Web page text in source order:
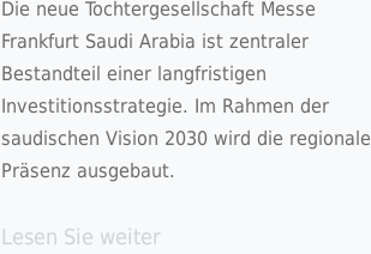
Die neue Tochtergesellschaft Messe
Frankfurt Saudi Arabia ist zentraler
Bestandteil einer langfristigen
Investitionsstrategie. Im Rahmen der
saudischen Vision 2030 wird die regionale
Präsenz ausgebaut.
Lesen Sie weiter